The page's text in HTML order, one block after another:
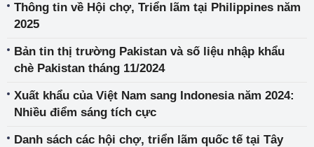
Thông tin về Hội chợ, Triển lãm tại Philippines năm
2025
Bản tin thị trường Pakistan và số liệu nhập khẩu
chè Pakistan tháng 11/2024
Xuất khẩu của Việt Nam sang Indonesia năm 2024:
Nhiều điểm sáng tích cực
Danh sách các hội chợ, triển lãm quốc tế tại Tây